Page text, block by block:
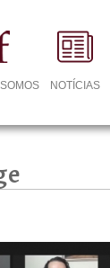
NOTÍCIAS